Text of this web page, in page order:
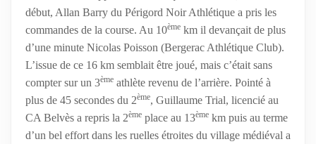
début, Allan Barry du Périgord Noir Athlétique a pris les
commandes de la course. Au 10ème km il devançait de plus
d’une minute Nicolas Poisson (Bergerac Athlétique Club).
L’issue de ce 16 km semblait être joué, mais c’était sans
compter sur un 3ème athlète revenu de l’arrière. Pointé à
plus de 45 secondes du 2ème, Guillaume Trial, licencié au
CA Belvès a repris la 2ème place au 13ème km puis au terme
d’un bel effort dans les ruelles étroites du village médiéval a